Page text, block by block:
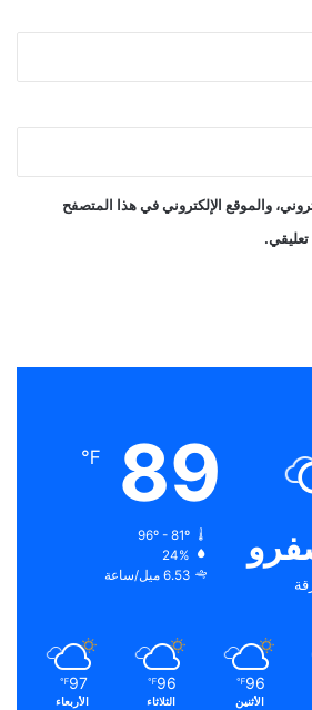
والموقع الإلكتروني في هذا المتصفح
تعليقي.
89
℉
96º - 81º
24%
6.53 ميل/ساعة
96
℉
الأثنين
96
℉
الثلاثاء
97
℉
الأربعاء